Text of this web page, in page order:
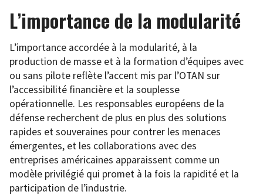
L’importance de la modularité
L’importance accordée à la modularité, à la
production de masse et à la formation d’équipes avec
ou sans pilote reflète l’accent mis par l’OTAN sur
l’accessibilité financière et la souplesse
opérationnelle. Les responsables européens de la
défense recherchent de plus en plus des solutions
rapides et souveraines pour contrer les menaces
émergentes, et les collaborations avec des
entreprises américaines apparaissent comme un
modèle privilégié qui promet à la fois la rapidité et la
participation de l’industrie.